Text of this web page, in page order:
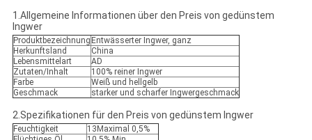
1.Allgemeine Informationen über den Preis von gedünstem
Ingwer
Produktbezeichnung Entwässerter Ingwer, ganz
Herkunftsland
China
Lebensmittelart
AD
Zutaten/Inhalt
100% reiner Ingwer
Farbe
Weiß und hellgelb
Geschmack
starker und scharfer Ingwergeschmack
2.Spezifikationen für den Preis von gedünstem Ingwer
Feuchtigkeit
13Maximal 0,5%